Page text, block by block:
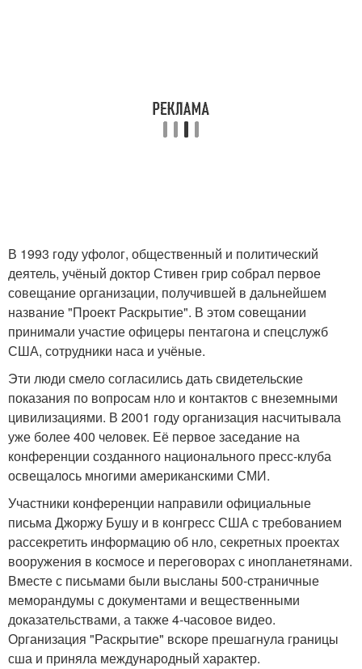
В 1993 году уфолог, общественный и политический
деятель, учёный доктор Стивен грир собрал первое
совещание организации, получившей в дальнейшем
название "Проект Раскрытие". В этом совещании
принимали участие офицеры пентагона и спецслужб
США, сотрудники наса и учёные.
Эти люди смело согласились дать свидетельские
показания по вопросам нло и контактов с внеземными
цивилизациями. В 2001 году организация насчитывала
уже более 400 человек. Её первое заседание на
конференции созданного национального пресс-клуба
освещалось многими американскими СМИ.
Участники конференции направили официальные
письма Джоржу Бушу и в конгресс США с требованием
рассекретить информацию об нло, секретных проектах
вооружения в космосе и переговорах с инопланетянами.
Вместе с письмами были высланы 500-страничные
меморандумы с документами и вещественными
доказательствами, а также 4-часовое видео.
Организация "Раскрытие" вскоре прешагнула границы
сша и приняла международный характер.